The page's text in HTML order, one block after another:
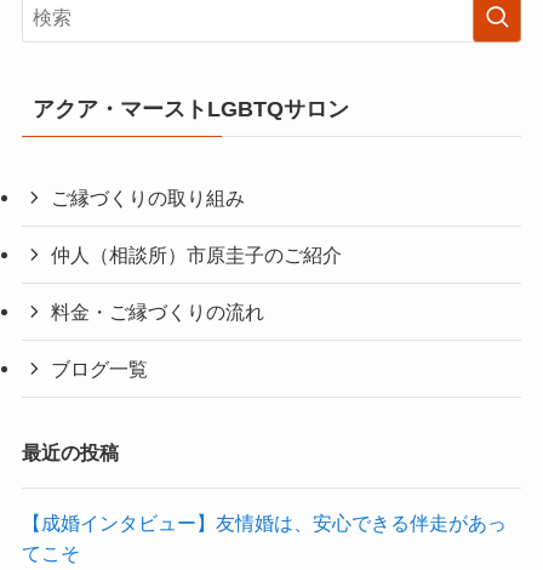
アクア・マーストLGBTQサロン
ご縁づくりの取り組み
仲人（相談所）市原圭子のご紹介
料金・ご縁づくりの流れ
ブログ一覧
最近の投稿
【成婚インタビュー】友情婚は、安心できる伴走があっ
てこそ